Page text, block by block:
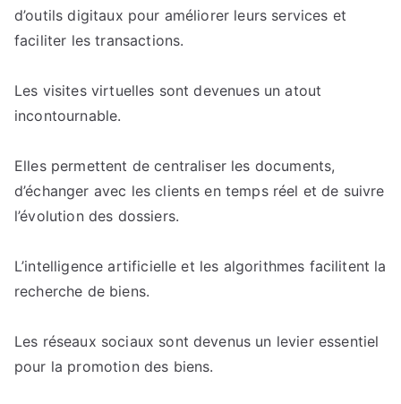
d’outils digitaux pour améliorer leurs services et
faciliter les transactions.
Les visites virtuelles sont devenues un atout
incontournable.
Elles permettent de centraliser les documents,
d’échanger avec les clients en temps réel et de suivre
l’évolution des dossiers.
L’intelligence artificielle et les algorithmes facilitent la
recherche de biens.
Les réseaux sociaux sont devenus un levier essentiel
pour la promotion des biens.